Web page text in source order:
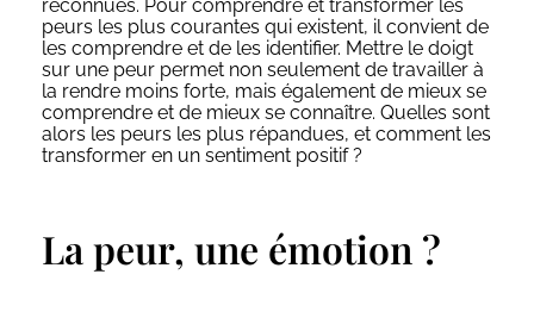
reconnues. Pour comprendre et transformer les
peurs les plus courantes qui existent, il convient de
les comprendre et de les identifier. Mettre le doigt
sur une peur permet non seulement de travailler à
la rendre moins forte, mais également de mieux se
comprendre et de mieux se connaître. Quelles sont
alors les peurs les plus répandues, et comment les
transformer en un sentiment positif ?
La peur, une émotion ?